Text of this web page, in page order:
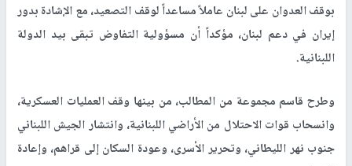
بوقف العدوان على لبنان عاملاً مساعداً لوقف التصعيد، مع الإشادة بدور
إيران في دعم لبنان، مؤكداً أن مسؤولية التفاوض تبقى بيد الدولة
اللبنانية.
وطرح قاسم مجموعة من المطالب، من بينها وقف العمليات العسكرية،
وانسحاب قوات الاحتلال من الأراضي اللبنانية، وانتشار الجيش اللبناني
جنوب نهر الليطاني، وتحرير الأسرى، وعودة السكان إلى قراهم، وإعادة